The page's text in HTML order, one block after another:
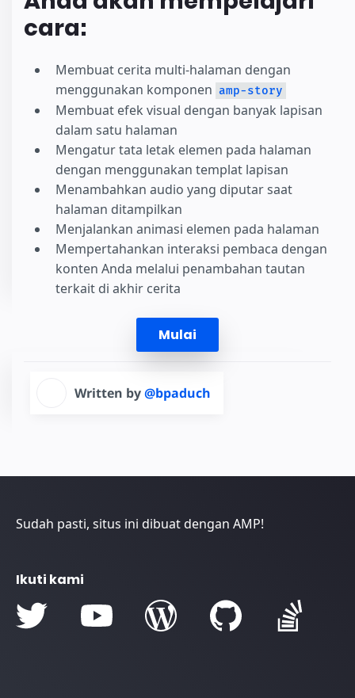
cara:
Membuat cerita multi-halaman dengan
menggunakan komponen amp-story
Membuat efek visual dengan banyak lapisan
dalam satu halaman
Mengatur tata letak elemen pada halaman
dengan menggunakan templat lapisan
Menambahkan audio yang diputar saat
halaman ditampilkan
Menjalankan animasi elemen pada halaman
Mempertahankan interaksi pembaca dengan
konten Anda melalui penambahan tautan
terkait di akhir cerita
Mulai
Written by@bpaduch
Sudah pasti, situs ini dibuat dengan AMP!
Ikuti kami